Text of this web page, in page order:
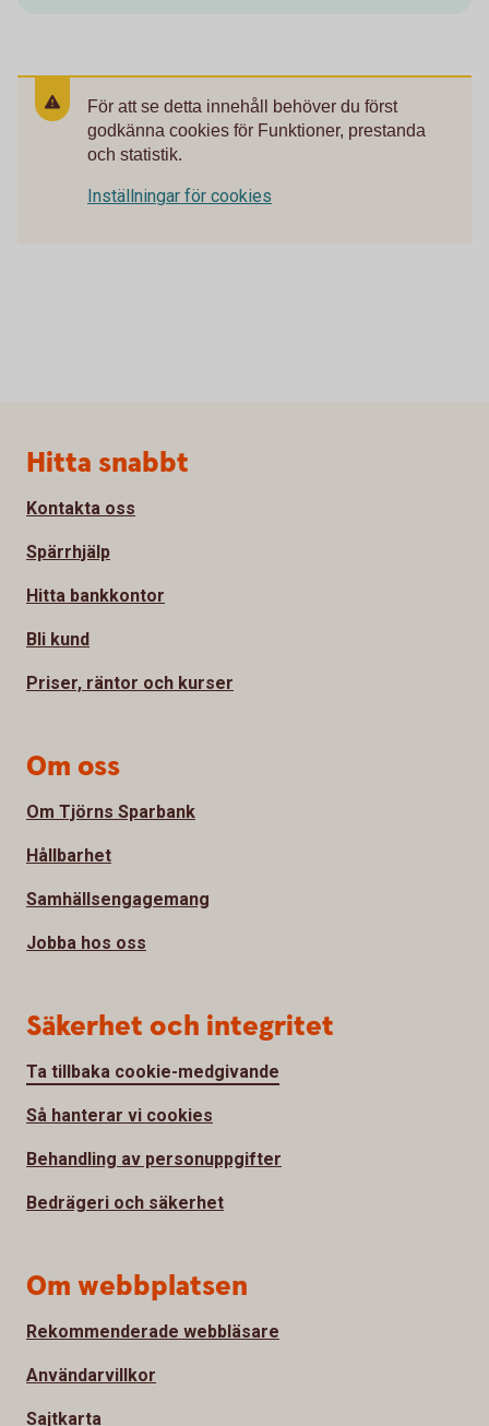
För att se detta innehåll behöver du först
godkänna cookies för Funktioner, prestanda
och statistik.
Inställningar för cookies
Sidfot
Hitta snabbt
Kontakta oss
Spärrhjälp
Hitta bankkontor
Bli kund
Priser, räntor och kurser
Om oss
Om Tjörns Sparbank
Hållbarhet
Samhällsengagemang
Jobba hos oss
Säkerhet och integritet
Ta tillbaka cookie-medgivande
Så hanterar vi cookies
Behandling av personuppgifter
Bedrägeri och säkerhet
Om webbplatsen
Rekommenderade webbläsare
Användarvillkor
Sajtkarta